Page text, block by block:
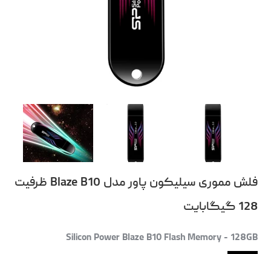
فلش مموری سیلیکون پاور مدل Blaze B10 ظرفیت
128 گیگابایت
Silicon Power Blaze B10 Flash Memory - 128GB